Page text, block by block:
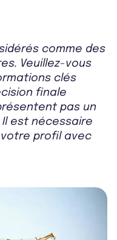
comme des
Veuillez-vous
clés
finale
pas un
est nécessaire
profil avec